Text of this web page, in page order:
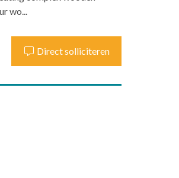
wo...
Direct solliciteren